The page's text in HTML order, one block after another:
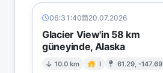
06:31:40 20.07.2026
Glacier View'in 58 km
güneyinde, Alaska
10.0 km I 61.29, -147.69